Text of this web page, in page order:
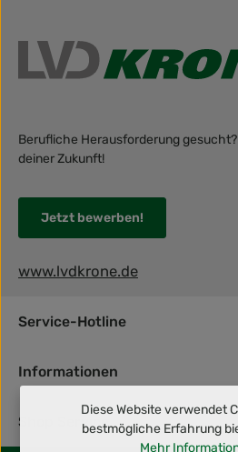
Berufliche Herausforderung
deiner Zukunft!
Jetzt bewerben!
www.lvdkrone.de
Service-Hotline
Informationen
Shop Service
Diese Website verwendet
bestmögliche Erfahrung
Mehr